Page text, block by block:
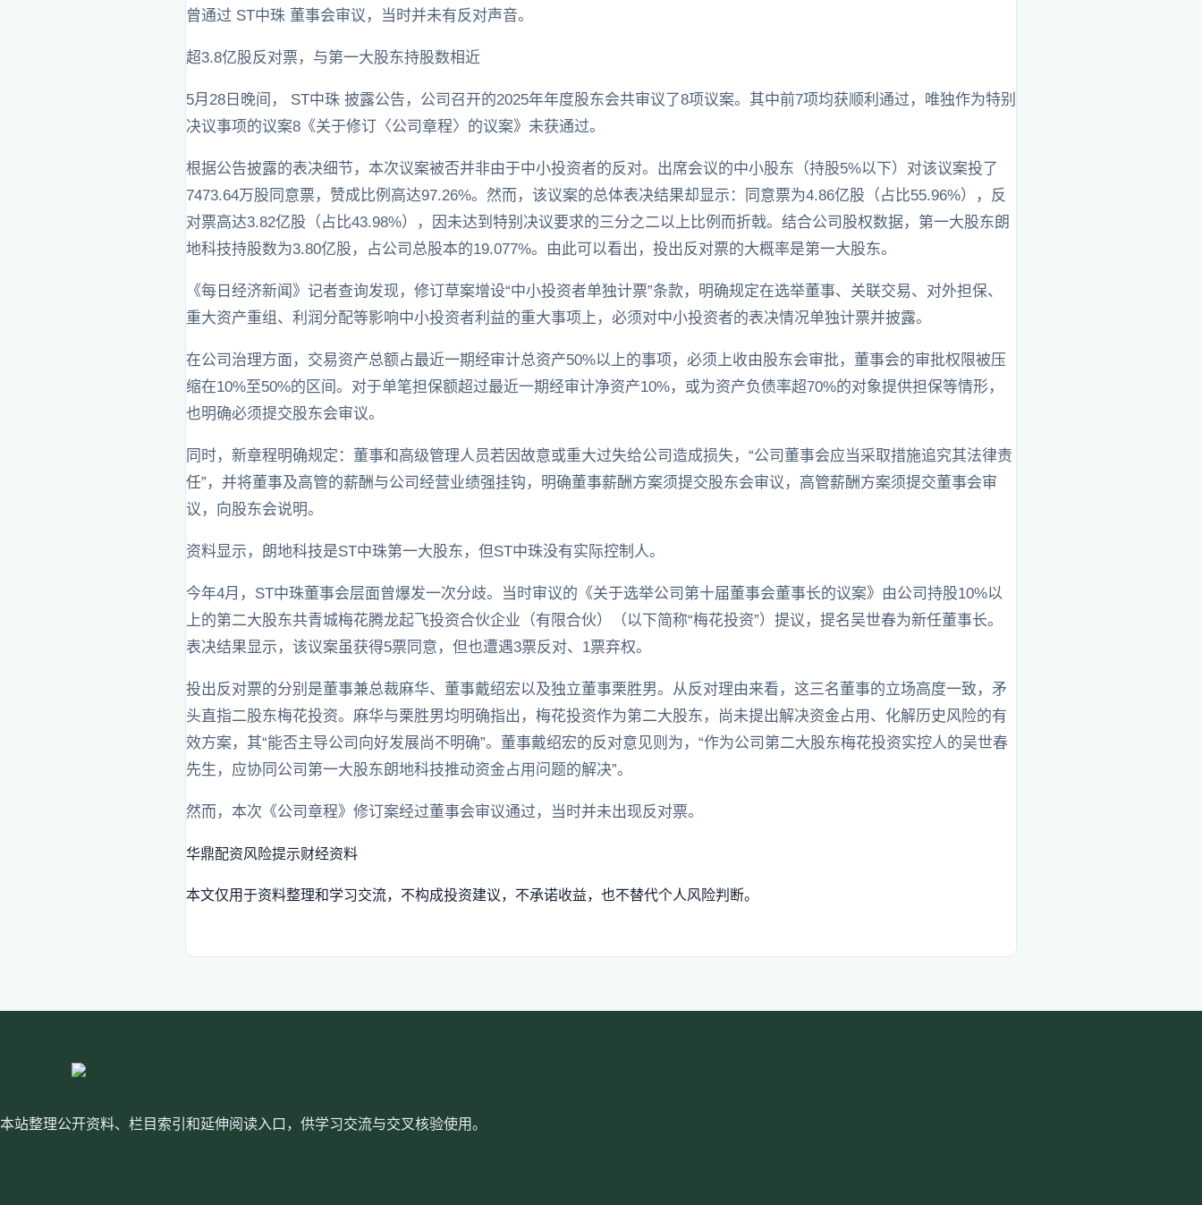
曾通过 ST中珠 董事会审议，当时并未有反对声音。
超3.8亿股反对票，与第一大股东持股数相近
5月28日晚间， ST中珠 披露公告，公司召开的2025年年度股东会共审议了8项议案。其中前7项均获顺利通过，唯独作为特别
决议事项的议案8《关于修订〈公司章程〉的议案》未获通过。
根据公告披露的表决细节，本次议案被否并非由于中小投资者的反对。出席会议的中小股东（持股5%以下）对该议案投了
7473.64万股同意票，赞成比例高达97.26%。然而，该议案的总体表决结果却显示：同意票为4.86亿股（占比55.96%），反
对票高达3.82亿股（占比43.98%），因未达到特别决议要求的三分之二以上比例而折戟。结合公司股权数据，第一大股东朗
地科技持股数为3.80亿股，占公司总股本的19.077%。由此可以看出，投出反对票的大概率是第一大股东。
《每日经济新闻》记者查询发现，修订草案增设“中小投资者单独计票”条款，明确规定在选举董事、关联交易、对外担保、
重大资产重组、利润分配等影响中小投资者利益的重大事项上，必须对中小投资者的表决情况单独计票并披露。
在公司治理方面，交易资产总额占最近一期经审计总资产50%以上的事项，必须上收由股东会审批，董事会的审批权限被压
缩在10%至50%的区间。对于单笔担保额超过最近一期经审计净资产10%，或为资产负债率超70%的对象提供担保等情形，
也明确必须提交股东会审议。
同时，新章程明确规定：董事和高级管理人员若因故意或重大过失给公司造成损失，“公司董事会应当采取措施追究其法律责
任”，并将董事及高管的薪酬与公司经营业绩强挂钩，明确董事薪酬方案须提交股东会审议，高管薪酬方案须提交董事会审
议，向股东会说明。
资料显示，朗地科技是ST中珠第一大股东，但ST中珠没有实际控制人。
今年4月，ST中珠董事会层面曾爆发一次分歧。当时审议的《关于选举公司第十届董事会董事长的议案》由公司持股10%以
上的第二大股东共青城梅花腾龙起飞投资合伙企业（有限合伙）（以下简称“梅花投资”）提议，提名吴世春为新任董事长。
表决结果显示，该议案虽获得5票同意，但也遭遇3票反对、1票弃权。
投出反对票的分别是董事兼总裁麻华、董事戴绍宏以及独立董事栗胜男。从反对理由来看，这三名董事的立场高度一致，矛
头直指二股东梅花投资。麻华与栗胜男均明确指出，梅花投资作为第二大股东，尚未提出解决资金占用、化解历史风险的有
效方案，其“能否主导公司向好发展尚不明确”。董事戴绍宏的反对意见则为，“作为公司第二大股东梅花投资实控人的吴世春
先生，应协同公司第一大股东朗地科技推动资金占用问题的解决”。
然而，本次《公司章程》修订案经过董事会审议通过，当时并未出现反对票。
华鼎配资风险提示财经资料
本文仅用于资料整理和学习交流，不构成投资建议，不承诺收益，也不替代个人风险判断。
本站整理公开资料、栏目索引和延伸阅读入口，供学习交流与交叉核验使用。